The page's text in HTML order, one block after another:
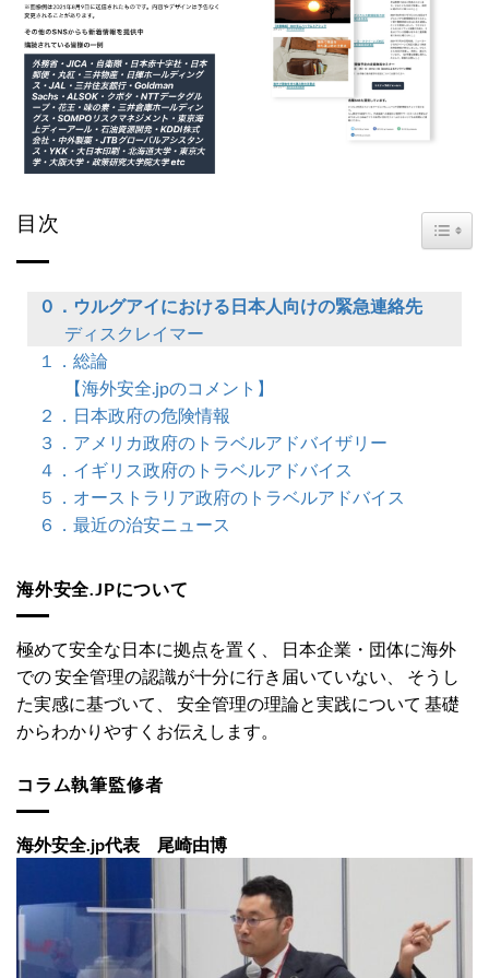
目次
０．ウルグアイにおける日本人向けの緊急連絡先
ディスクレイマー
１．総論
【海外安全.jpのコメント】
２．日本政府の危険情報
３．アメリカ政府のトラベルアドバイザリー
４．イギリス政府のトラベルアドバイス
５．オーストラリア政府のトラベルアドバイス
６．最近の治安ニュース
海外安全.JPについて
極めて安全な日本に拠点を置く、 日本企業・団体に海外
での 安全管理の認識が十分に行き届いていない、 そうし
た実感に基づいて、 安全管理の理論と実践について 基礎
からわかりやすくお伝えします。
コラム執筆監修者
海外安全.jp代表 尾崎由博